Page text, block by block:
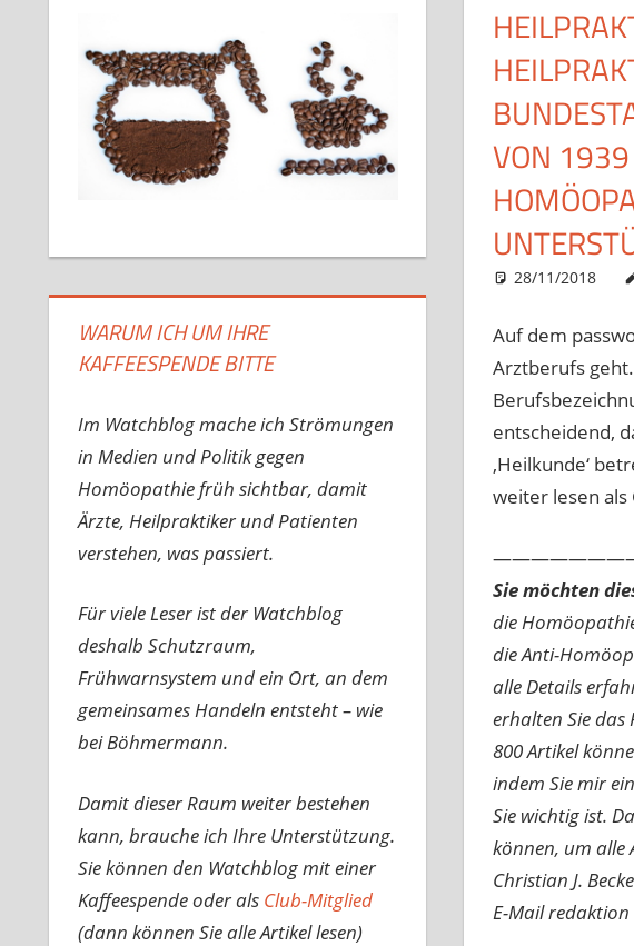
VON 1939
28/11/2018
Auf dem
Arztberufs
entscheidend,
‚Heilkunde‘
weiter lesen
Sie möchten
die
die Anti-
alle Details
erhalten Sie das
800 Artikel
indem Sie mir
Sie wichtig ist.
können, um alle
Christian J.
E-Mail
WARUM ICH UM IHRE
KAFFEESPENDE BITTE
Im Watchblog mache ich Strömungen
in Medien und Politik gegen
Homöopathie früh sichtbar, damit
Ärzte, Heilpraktiker und Patienten
verstehen, was passiert.
Für viele Leser ist der Watchblog
deshalb Schutzraum,
Frühwarnsystem und ein Ort, an dem
gemeinsames Handeln entsteht – wie
bei Böhmermann.
Damit dieser Raum weiter bestehen
kann, brauche ich Ihre Unterstützung.
Sie können den Watchblog mit einer
Kaffeespende oder als Club-Mitglied
(dann können Sie alle Artikel lesen)